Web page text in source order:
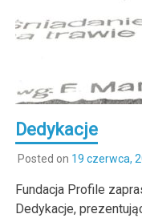
Dedykacje
Posted on 19 czerwca,
Fundacja Profile
Dedykacje,